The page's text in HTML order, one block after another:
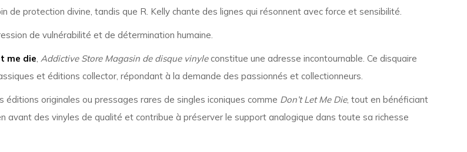
protection divine, tandis que R. Kelly chante des lignes qui résonnent avec force et sensibilité.
de vulnérabilité et de détermination humaine.
me die, Addictive Store Magasin de disque vinyleconstitue une adresse incontournable. Ce disquaire
et éditions collector, répondant à la demande des passionnés et collectionneurs.
éditions originales ou pressages rares de singles iconiques comme Don’t Let Me Die, tout en bénéficiant
avant des vinyles de qualité et contribue à préserver le support analogique dans toute sa richesse